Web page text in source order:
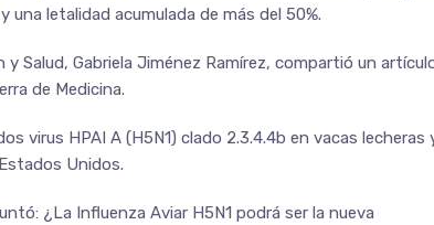
una letalidad acumulada de más del 50%.
Salud, Gabriela Jiménez Ramírez, compartió un
de Medicina.
virus HPAI A (H5N1) clado 2.3.4.4b en vacas lecheras
Unidos.
¿La Influenza Aviar H5N1 podrá ser la nueva